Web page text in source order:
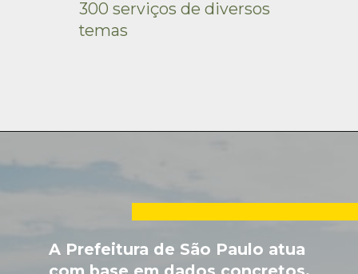
300 serviços de diversos
temas
A Prefeitura de São Paulo atua